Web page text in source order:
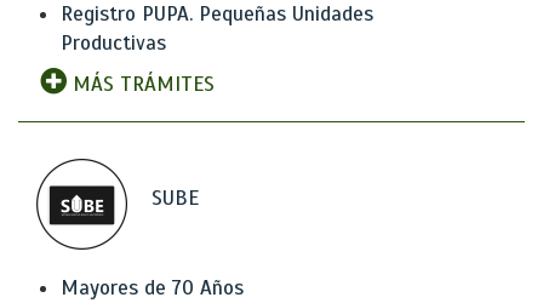
Registro PUPA. Pequeñas Unidades
Productivas
MÁS TRÁMITES
SUBE
Mayores de 70 Años